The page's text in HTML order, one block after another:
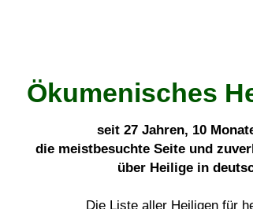
Ökumenisches
seit 27 Jahren, 10
die meistbesuchte Seite und
über Heilige in
Die Liste aller Heiligen für